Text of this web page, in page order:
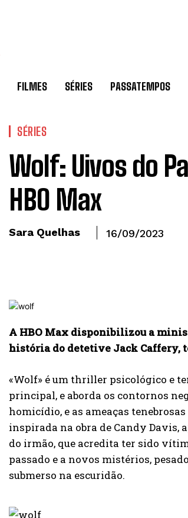
FILMES SÉRIES PASSATEMPOS
SÉRIES
Wolf: Uivos do
HBO Max
Sara Quelhas 16/09/2023
A HBO Max disponibilizou a
história do detetive Jack Caffery,
«Wolf» é um thriller psicológico e
principal, e aborda os contornos
homicídio, e as ameaças
inspirada na obra de Candy Davis,
do irmão, que acredita ter sido
passado e a novos mistérios,
submerso na escuridão.